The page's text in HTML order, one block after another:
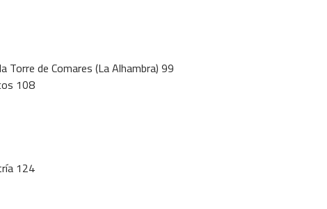
de Comares (La Alhambra) 99
108
124